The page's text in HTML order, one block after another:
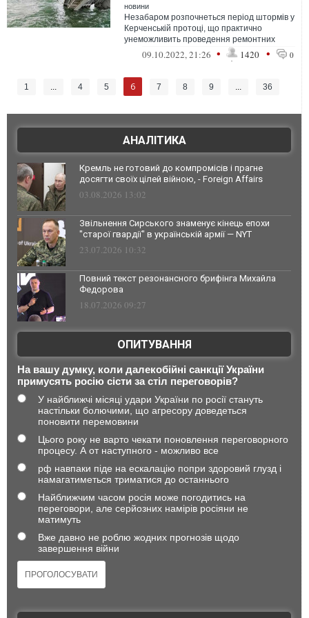
новини
Незабаром розпочнеться період штормів у
Керченській протоці, що практично
унеможливить проведення ремонтних
робіт09.10.2022, 21:26 • 1420 • 0
1 ... 4 5 6 7 8 9 ... 36
АНАЛІТИКА
Кремль не готовий до компромісів і прагне
досягти своїх цілей війною, - Foreign Affairs
03.08.2026 13:02
Звільнення Сирського знаменує кінець епохи
"старої гвардії" в українській армії — NYT
23.07.2026 10:32
Повний текст резонансного брифінга Михайла
Федорова
18.07.2026 09:27
ОПИТУВАННЯ
На вашу думку, коли далекобійні санкції України
примусять росію сісти за стіл переговорів?
У найближчі місяці удари України по росії стануть
настільки болючими, що агресору доведеться
поновити перемовини
Цього року не варто чекати поновлення переговорного
процесу. А от наступного - можливо все
рф навпаки піде на ескалацію попри здоровий глузд і
намагатиметься триматися до останнього
Найближчим часом росія може погодитись на
переговори, але серйозних намірів росіяни не
матимуть
Вже давно не роблю жодних прогнозів щодо
завершення війни